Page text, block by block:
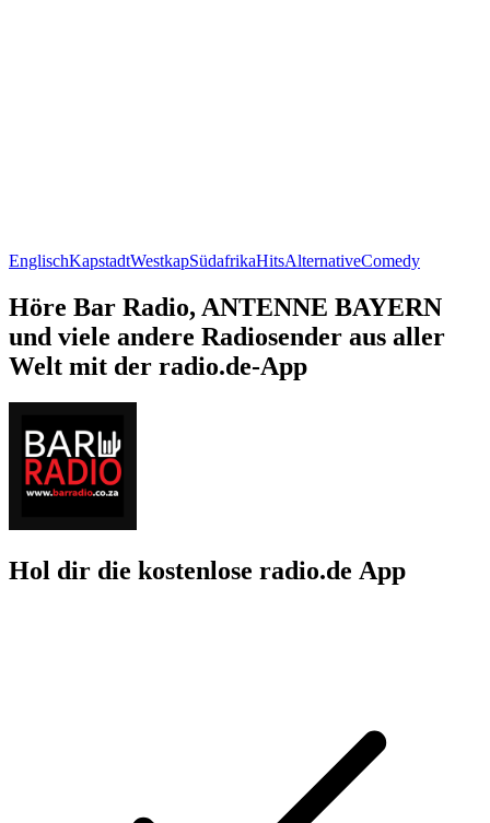
EnglischKapstadtWestkapSüdafrikaHitsAlternativeComedy
Höre Bar Radio, ANTENNE BAYERN
und viele andere Radiosender aus aller
Welt mit der radio.de-App
Hol dir die kostenlose radio.de App